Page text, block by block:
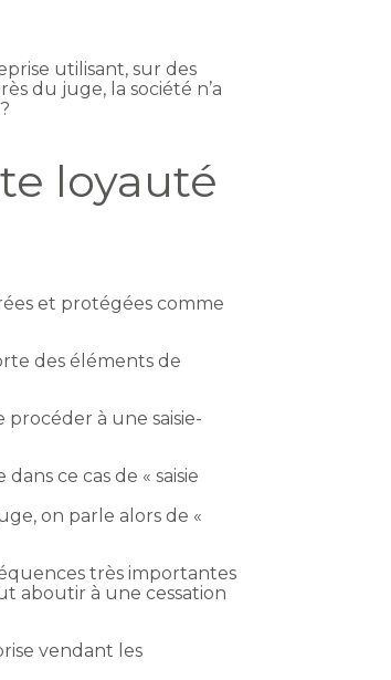
utilisant, sur des
du juge, la société n’a
loyauté
et protégées comme
des éléments de
à une saisie-
ce cas de « saisie
on parle alors de «
très importantes
aboutir à une cessation
vendant les